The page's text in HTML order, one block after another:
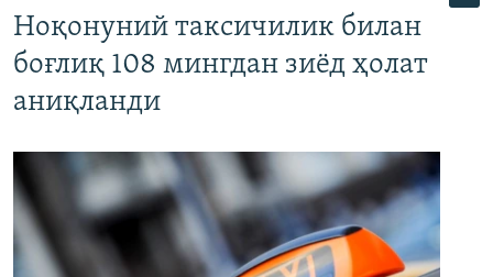
Ноқонуний таксичилик билан
боғлиқ 108 мингдан зиёд ҳолат
аниқланди